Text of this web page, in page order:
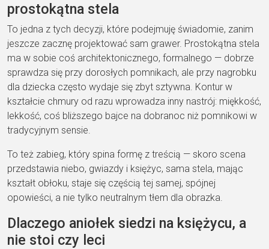
prostokątna stela
To jedna z tych decyzji, które podejmuję świadomie, zanim
jeszcze zacznę projektować sam grawer. Prostokątna stela
ma w sobie coś architektonicznego, formalnego — dobrze
sprawdza się przy dorosłych pomnikach, ale przy nagrobku
dla dziecka często wydaje się zbyt sztywna. Kontur w
kształcie chmury od razu wprowadza inny nastrój: miękkość,
lekkość, coś bliższego bajce na dobranoc niż pomnikowi w
tradycyjnym sensie.
To też zabieg, który spina formę z treścią — skoro scena
przedstawia niebo, gwiazdy i księżyc, sama stela, mając
kształt obłoku, staje się częścią tej samej, spójnej
opowieści, a nie tylko neutralnym tłem dla obrazka.
Dlaczego aniołek siedzi na księżycu, a
nie stoi czy leci